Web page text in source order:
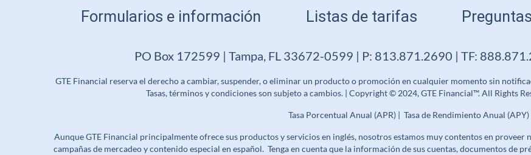
Formularios e información Listas de tarifas
PO Box 172599 | Tampa, FL 33672-0599 | P: 813.871.2690 | TF:
GTE Financial reserva el derecho a cambiar, suspender, o eliminar un producto o promoción en cualquier momento sin
Tasas, términos y condiciones son subjeto a cambios. | Copyright © 2024, GTE Financial™. All Rights
Tasa Porcentual Anual (APR) | Tasa de Rendimiento Anual (APY)
Aunque GTE Financial principalmente ofrece sus productos y servicios en inglés, nosotros estamos muy contentos en proveer
campañas de mercadeo y contenido especial en español. Tenga en cuenta que la información de sus cuentas, documentos de